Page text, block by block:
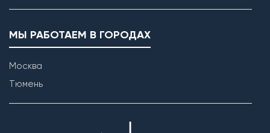
МЫ РАБОТАЕМ В ГОРОДАХ
Москва
Тюмень